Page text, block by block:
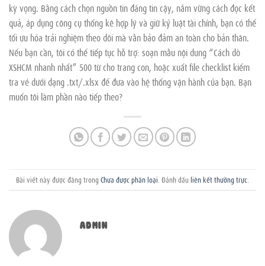
kỳ vọng. Bằng cách chọn nguồn tin đáng tin cậy, nắm vững cách đọc kết
quả, áp dụng công cụ thống kê hợp lý và giữ kỷ luật tài chính, bạn có thể
tối ưu hóa trải nghiệm theo dõi mà vẫn bảo đảm an toàn cho bản thân.
Nếu bạn cần, tôi có thể tiếp tục hỗ trợ: soạn mẫu nội dung “Cách dò
XSHCM nhanh nhất” 500 từ cho trang con, hoặc xuất file checklist kiểm
tra vé dưới dạng .txt/.xlsx để đưa vào hệ thống vận hành của bạn. Bạn
muốn tôi làm phần nào tiếp theo?
Bài viết này được đăng trong Chưa được phân loại . Đánh dấu liên kết thường trực
ADMIN